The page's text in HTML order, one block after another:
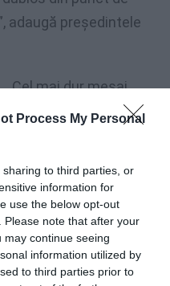
Process My Personal
to third parties, or
information for
use the below opt-out
note that after your
continue seeing
information utilized by
to third parties prior to
adaugă preşedintele
Cel mai dur mesaj
pentru Guvernul Ponta
Justiţie, Viviane
Reding. „Acţiunile din
României de aderare
pentru Financial